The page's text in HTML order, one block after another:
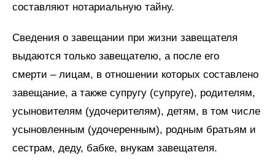
составляют нотариальную тайну.
Сведения о завещании при жизни завещателя
выдаются только завещателю, а после его
смерти – лицам, в отношении которых составлено
завещание, а также супругу (супруге), родителям,
усыновителям (удочерителям), детям, в том числе
усыновленным (удочеренным), родным братьям и
сестрам, деду, бабке, внукам завещателя.